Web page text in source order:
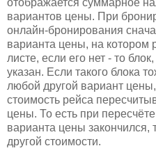
отображается суммарное
вариантов цены. При
онлайн-бронирования
варианта цены, на котором
листе, если его нет - то
указан. Если такого блока
любой другой вариант
стоимость рейса
цены. То есть при
варианта цены закончился,
другой стоимости.